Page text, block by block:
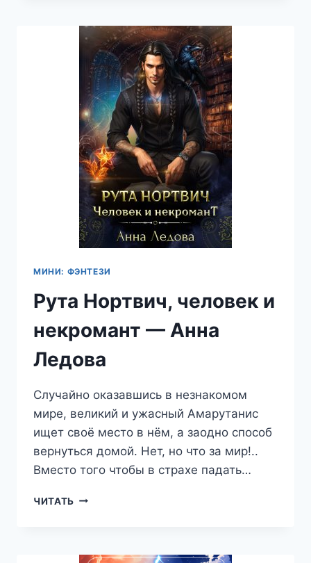
МИНИ: ФЭНТЕЗИ
Рута Нортвич, человек и
некромант — Анна
Ледова
Случайно оказавшись в незнакомом
мире, великий и ужасный Амарутанис
ищет своё место в нём, а заодно способ
вернуться домой. Нет, но что за мир!..
Вместо того чтобы в страхе падать…
ЧИТАТЬ РУТА
НЕКРОМАНТ